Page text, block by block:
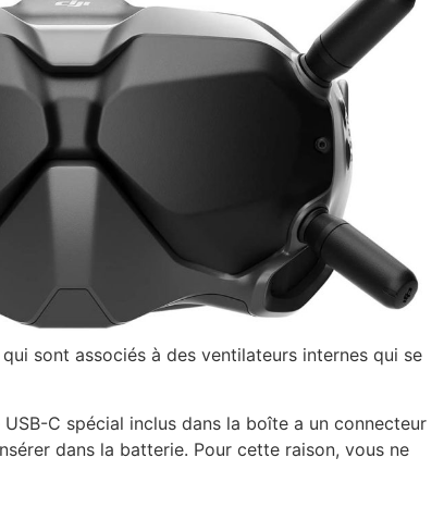
sont associés à des ventilateurs internes qui se
C spécial inclus dans la boîte a un connecteur
dans la batterie. Pour cette raison, vous ne